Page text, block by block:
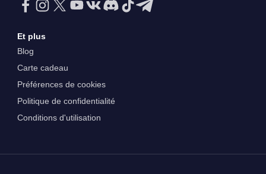
Et plus
Blog
Carte cadeau
Préférences de cookies
Politique de confidentialité
Conditions d'utilisation